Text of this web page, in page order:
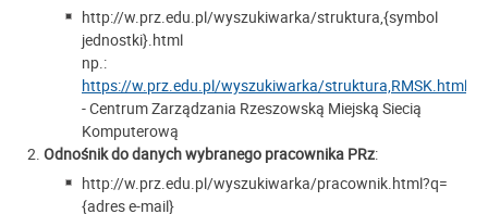
http://w.prz.edu.pl/wyszukiwarka/struktura,{symbol
jednostki}.html
np.:
https://w.prz.edu.pl/wyszukiwarka/struktura,RMSK.html
- Centrum Zarządzania Rzeszowską Miejską Siecią
Komputerową
Odnośnik do danych wybranego pracownika PRz:
http://w.prz.edu.pl/wyszukiwarka/pracownik.html?q=
{adres e-mail}